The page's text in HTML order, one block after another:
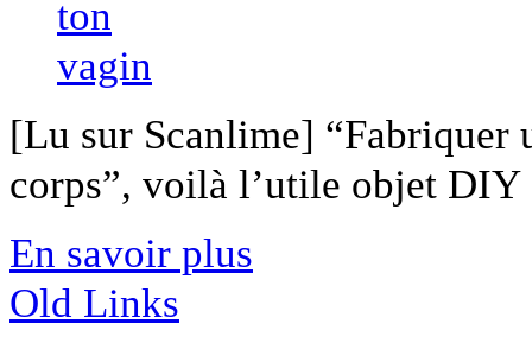
[Lu sur Scanlime] “Fabriquer
corps”, voilà l’utile objet
En savoir plus
Old Links